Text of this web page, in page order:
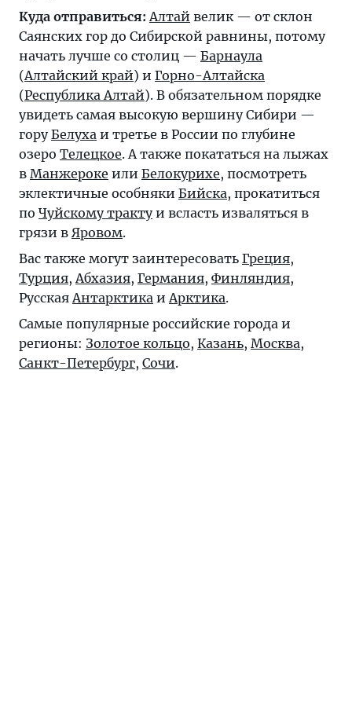
Куда отправиться: Алтай велик — от склон
Саянских гор до Сибирской равнины, потому
начать лучше со столиц — Барнаула
(Алтайский край) и Горно-Алтайска
(Республика Алтай). В обязательном порядке
увидеть самая высокую вершину Сибири —
горуБелуха и третье в России по глубине
озеро Телецкое. А также покататься на лыжах
в Манжероке или Белокурихе, посмотреть
эклектичные особняки Бийска, прокатиться
по Чуйскому трактуи всласть изваляться в
грязи в Яровом.
Вас также могут заинтересовать Греция,
Турция,Абхазия, Германия, Финляндия,
РусскаяАнтарктика иАрктика.
Самые популярные российские города и
регионы: Золотое кольцо, Казань, Москва,
Санкт-Петербург, Сочи.